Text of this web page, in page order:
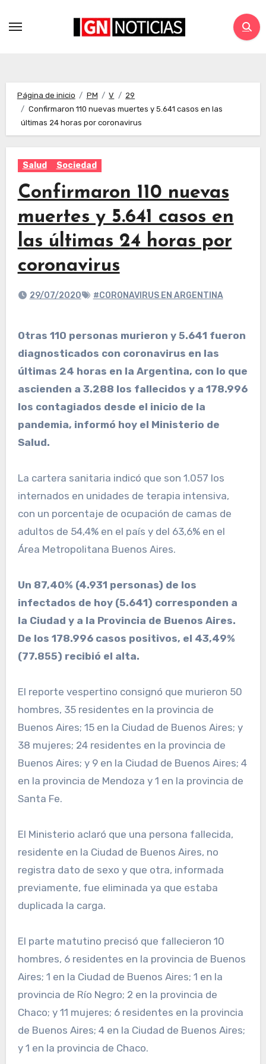
Página de inicio PM V
29
Confirmaron 110 nuevas muertes y 5.641 casos en las
últimas 24 horas por coronavirus
Salud Sociedad
Confirmaron 110 nuevas
muertes y 5.641 casos en
las últimas 24 horas por
coronavirus
29/07/2020 #CORONAVIRUS EN ARGENTINA
Otras 110 personas murieron y 5.641 fueron
diagnosticados con coronavirus en las
últimas 24 horas en la Argentina, con lo que
ascienden a 3.288 los fallecidos y a 178.996
los contagiados desde el inicio de la
pandemia, informó hoy el Ministerio de
Salud.
La cartera sanitaria indicó que son 1.057 los
internados en unidades de terapia intensiva,
con un porcentaje de ocupación de camas de
adultos de 54,4% en el país y del 63,6% en el
Área Metropolitana Buenos Aires.
Un 87,40% (4.931 personas) de los
infectados de hoy (5.641) corresponden a
la Ciudad y a la Provincia de Buenos Aires.
De los 178.996 casos positivos, el 43,49%
(77.855) recibió el alta.
El reporte vespertino consignó que murieron 50
hombres, 35 residentes en la provincia de
Buenos Aires; 15 en la Ciudad de Buenos Aires; y
38 mujeres; 24 residentes en la provincia de
Buenos Aires; y 9 en la Ciudad de Buenos Aires; 4
en la provincia de Mendoza y 1 en la provincia de
Santa Fe.
El Ministerio aclaró que una persona fallecida,
residente en la Ciudad de Buenos Aires, no
registra dato de sexo y que otra, informada
previamente, fue eliminada ya que estaba
duplicada la carga.
El parte matutino precisó que fallecieron 10
hombres, 6 residentes en la provincia de Buenos
Aires; 1 en la Ciudad de Buenos Aires; 1 en la
provincia de Río Negro; 2 en la provincia de
Chaco; y 11 mujeres; 6 residentes en la provincia
de Buenos Aires; 4 en la Ciudad de Buenos Aires;
y 1 en la provincia de Chaco.